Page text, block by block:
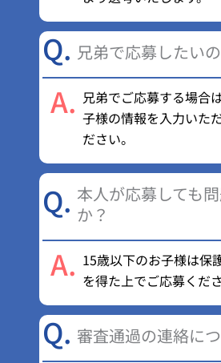
Q. 兄弟で応募したい
A. 兄弟でご応募する場合
子様の情報を入力いた
ださい。
Q. 本人が応募しても
か？
A. 15歳以下のお子様は保
を得た上でご応募くださ
Q. 審査通過の連絡に